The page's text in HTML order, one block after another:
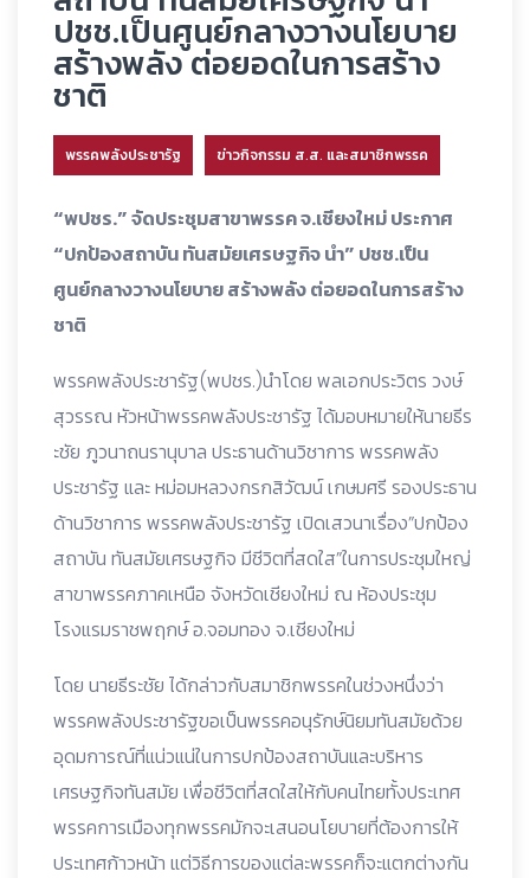
ปชช.เป็นศูนย์กลางวางนโยบาย
สร้างพลัง ต่อยอดในการสร้าง
ชาติ
พรรคพลังประชารัฐ ข่าวกิจกรรม ส.ส. และสมาชิกพรรค
“พปชร.” จัดประชุมสาขาพรรค จ.เชียงใหม่ ประกาศ
“ปกป้องสถาบัน ทันสมัยเศรษฐกิจ นำ” ปชช.เป็น
ศูนย์กลางวางนโยบาย สร้างพลัง ต่อยอดในการสร้าง
ชาติ
พรรคพลังประชารัฐ(พปชร.)นำโดย พลเอกประวิตร วงษ์
สุวรรณ หัวหน้าพรรคพลังประชารัฐ ได้มอบหมายให้นายธีร
ะชัย ภูวนาถนรานุบาล ประธานด้านวิชาการ พรรคพลัง
ประชารัฐ และ หม่อมหลวงกรกสิวัฒน์ เกษมศรี รองประธาน
ด้านวิชาการ พรรคพลังประชารัฐ เปิดเสวนาเรื่อง”ปกป้อง
สถาบัน ทันสมัยเศรษฐกิจ มีชีวิตที่สดใส”ในการประชุมใหญ่
สาขาพรรคภาคเหนือ จังหวัดเชียงใหม่ ณ ห้องประชุม
โรงแรมราชพฤกษ์ อ.จอมทอง จ.เชียงใหม่
โดย นายธีระชัย ได้กล่าวกับสมาชิกพรรคในช่วงหนึ่งว่า
พรรคพลังประชารัฐขอเป็นพรรคอนุรักษ์นิยมทันสมัยด้วย
อุดมการณ์ที่แน่วแน่ในการปกป้องสถาบันและบริหาร
เศรษฐกิจทันสมัย เพื่อชีวิตที่สดใสให้กับคนไทยทั้งประเทศ
พรรคการเมืองทุกพรรคมักจะเสนอนโยบายที่ต้องการให้
ประเทศก้าวหน้า แต่วิธีการของแต่ละพรรคก็จะแตกต่างกัน